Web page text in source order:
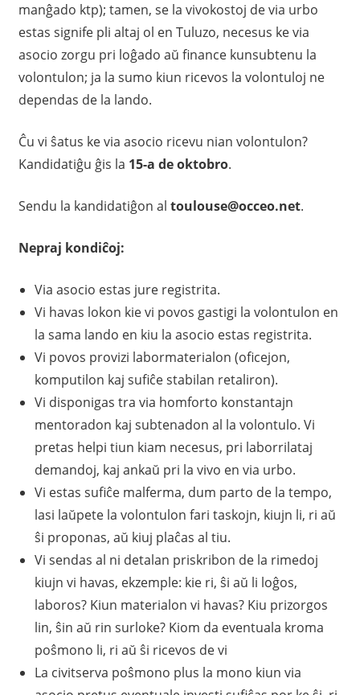
manĝado ktp); tamen, se la vivokostoj de via urbo
estas signife pli altaj ol en Tuluzo, necesus ke via
asocio zorgu pri loĝado aŭ finance kunsubtenu la
volontulon; ja la sumo kiun ricevos la volontuloj ne
dependas de la lando.
Ĉu vi ŝatus ke via asocio ricevu nian volontulon?
Kandidatiĝu ĝis la 15-a de oktobro.
Sendu la kandidatiĝon al toulouse@occeo.net.
Nepraj kondiĉoj:
Via asocio estas jure registrita.
Vi havas lokon kie vi povos gastigi la volontulon en
la sama lando en kiu la asocio estas registrita.
Vi povos provizi labormaterialon (oficejon,
komputilon kaj sufiĉe stabilan retaliron).
Vi disponigas tra via homforto konstantajn
mentoradon kaj subtenadon al la volontulo. Vi
pretas helpi tiun kiam necesus, pri laborrilataj
demandoj, kaj ankaŭ pri la vivo en via urbo.
Vi estas sufiĉe malferma, dum parto de la tempo,
lasi laŭpete la volontulon fari taskojn, kiujn li, ri aŭ
ŝi proponas, aŭ kiuj plaĉas al tiu.
Vi sendas al ni detalan priskribon de la rimedoj
kiujn vi havas, ekzemple: kie ri, ŝi aŭ li loĝos,
laboros? Kiun materialon vi havas? Kiu prizorgos
lin, ŝin aŭ rin surloke? Kiom da eventuala kroma
poŝmono li, ri aŭ ŝi ricevos de vi
La civitserva poŝmono plus la mono kiun via